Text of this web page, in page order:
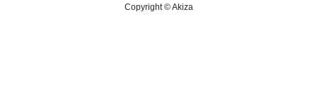
Copyright © Akiza